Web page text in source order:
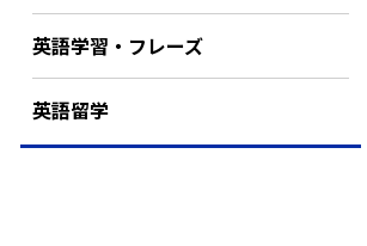
英語学習・フレーズ
英語留学